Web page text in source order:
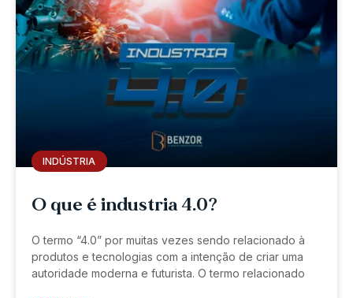
INDÚSTRIA
O que é industria 4.0?
O termo “4.0” por muitas vezes sendo relacionado à
produtos e tecnologias com a intenção de criar uma
autoridade moderna e futurista. O termo relacionado